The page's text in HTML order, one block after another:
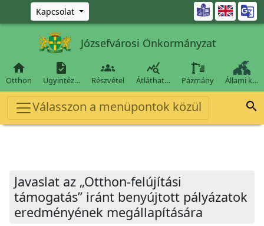
Ugrás a fő tartalomra
Kapcsolat 
Józsefvárosi Önkormányzat

Otthon

Ügyintéz…

Részvétel

Átláthat… Pázmány Állami k…
Válasszon a menüpontok közül 
Javaslat az „Otthon-felújítási
támogatás” iránt benyújtott pályázatok
eredményének megállapítására